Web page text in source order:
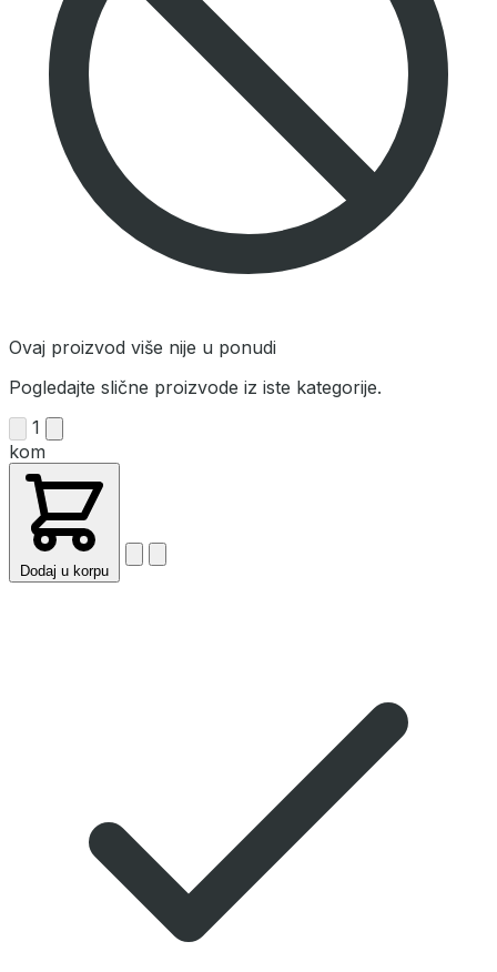
Ovaj proizvod više nije u ponudi
Pogledajte slične proizvode iz iste kategorije.
1
kom
Dodaj u korpu